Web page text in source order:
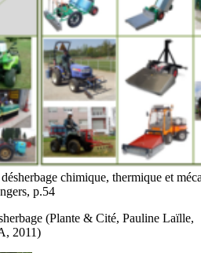
chimique, thermique et
p.54
(Plante & Cité, Pauline Laïlle,
2011)